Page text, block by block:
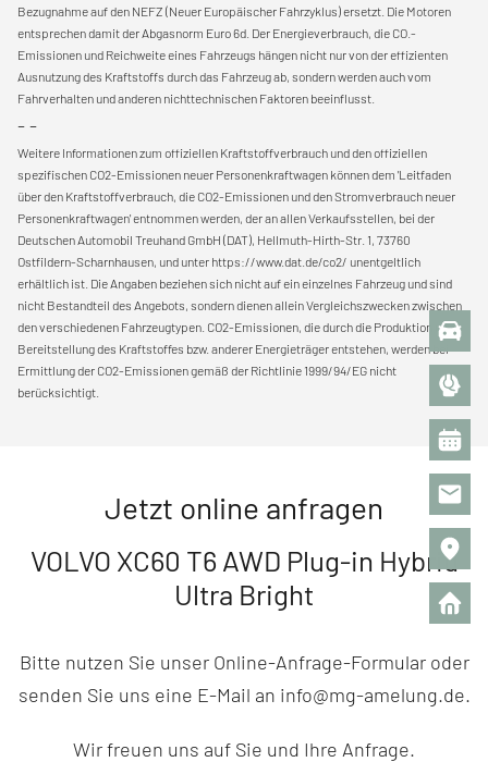
Bezugnahme auf den NEFZ (Neuer Europäischer Fahrzyklus) ersetzt. Die Motoren
entsprechen damit der Abgasnorm Euro 6d. Der Energieverbrauch, die CO.-
Emissionen und Reichweite eines Fahrzeugs hängen nicht nur von der effizienten
Ausnutzung des Kraftstoffs durch das Fahrzeug ab, sondern werden auch vom
Fahrverhalten und anderen nichttechnischen Faktoren beeinflusst.
- -
Weitere Informationen zum offiziellen Kraftstoffverbrauch und den offiziellen
spezifischen CO2-Emissionen neuer Personenkraftwagen können dem 'Leitfaden
über den Kraftstoffverbrauch, die CO2-Emissionen und den Stromverbrauch neuer
Personenkraftwagen' entnommen werden, der an allen Verkaufsstellen, bei der
Deutschen Automobil Treuhand GmbH (DAT), Hellmuth-Hirth-Str. 1, 73760
Ostfildern-Scharnhausen, und unter https://www.dat.de/co2/ unentgeltlich
erhältlich ist. Die Angaben beziehen sich nicht auf ein einzelnes Fahrzeug und sind
nicht Bestandteil des Angebots, sondern dienen allein Vergleichszwecken zwischen
den verschiedenen Fahrzeugtypen. CO2-Emissionen, die durch die Produktion und
Bereitstellung des Kraftstoffes bzw. anderer Energieträger entstehen, werden bei
Ermittlung der CO2-Emissionen gemäß der Richtlinie 1999/94/EG nicht
berücksichtigt.
Jetzt online anfragen
VOLVO XC60 T6 AWD Plug-in Hybrid
Ultra Bright
Bitte nutzen Sie unser Online-Anfrage-Formular oder
senden Sie uns eine E-Mail an info@mg-amelung.de.
Wir freuen uns auf Sie und Ihre Anfrage.